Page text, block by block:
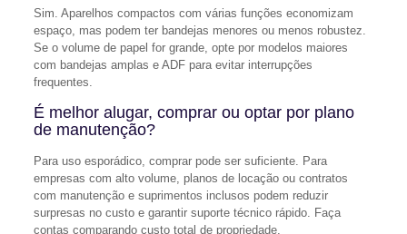
Sim. Aparelhos compactos com várias funções economizam
espaço, mas podem ter bandejas menores ou menos robustez.
Se o volume de papel for grande, opte por modelos maiores
com bandejas amplas e ADF para evitar interrupções
frequentes.
É melhor alugar, comprar ou optar por plano
de manutenção?
Para uso esporádico, comprar pode ser suficiente. Para
empresas com alto volume, planos de locação ou contratos
com manutenção e suprimentos inclusos podem reduzir
surpresas no custo e garantir suporte técnico rápido. Faça
contas comparando custo total de propriedade.